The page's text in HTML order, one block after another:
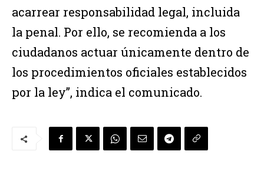
acarrear responsabilidad legal, incluida
la penal. Por ello, se recomienda a los
ciudadanos actuar únicamente dentro de
los procedimientos oficiales establecidos
por la ley”, indica el comunicado.